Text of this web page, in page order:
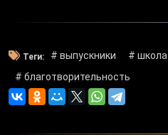
Теги: # выпускники # школа
# благотворительность